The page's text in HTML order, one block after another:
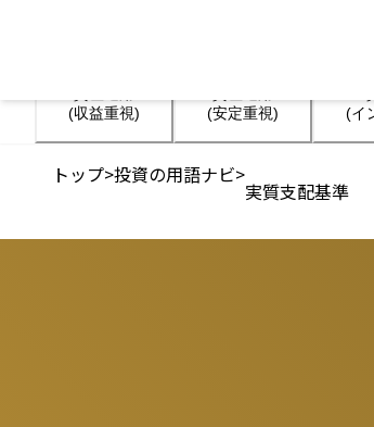
(収益重視)
(安定重視)
(イ
トップ>投資の用語ナビ>
実質支配基準